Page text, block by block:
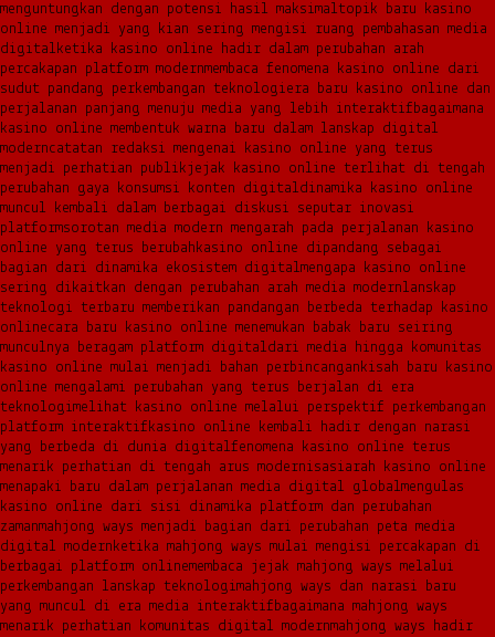
menguntungkan dengan potensi hasil maksimaltopik baru kasino
online menjadi yang kian sering mengisi ruang pembahasan media
digitalketika kasino online hadir dalam perubahan arah
percakapan platform modernmembaca fenomena kasino online dari
sudut pandang perkembangan teknologiera baru kasino online dan
perjalanan panjang menuju media yang lebih interaktifbagaimana
kasino online membentuk warna baru dalam lanskap digital
moderncatatan redaksi mengenai kasino online yang terus
menjadi perhatian publikjejak kasino online terlihat di tengah
perubahan gaya konsumsi konten digitaldinamika kasino online
muncul kembali dalam berbagai diskusi seputar inovasi
platformsorotan media modern mengarah pada perjalanan kasino
online yang terus berubahkasino online dipandang sebagai
bagian dari dinamika ekosistem digitalmengapa kasino online
sering dikaitkan dengan perubahan arah media modernlanskap
teknologi terbaru memberikan pandangan berbeda terhadap kasino
onlinecara baru kasino online menemukan babak baru seiring
munculnya beragam platform digitaldari media hingga komunitas
kasino online mulai menjadi bahan perbincangankisah baru kasino
online mengalami perubahan yang terus berjalan di era
teknologimelihat kasino online melalui perspektif perkembangan
platform interaktifkasino online kembali hadir dengan narasi
yang berbeda di dunia digitalfenomena kasino online terus
menarik perhatian di tengah arus modernisasiarah kasino online
menapaki baru dalam perjalanan media digital globalmengulas
kasino online dari sisi dinamika platform dan perubahan
zamanmahjong ways menjadi bagian dari perubahan peta media
digital modernketika mahjong ways mulai mengisi percakapan di
berbagai platform onlinemembaca jejak mahjong ways melalui
perkembangan lanskap teknologimahjong ways dan narasi baru
yang muncul di era media interaktifbagaimana mahjong ways
menarik perhatian komunitas digital modernmahjong ways hadir